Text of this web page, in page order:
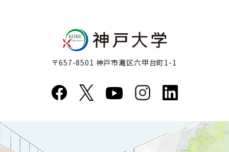
〒657-8501 神戸市灘区六甲台町1-1